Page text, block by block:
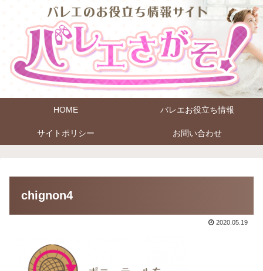
HOME バレエお役立ち情報
サイトポリシー お問い合わせ
chignon4
2020.05.19